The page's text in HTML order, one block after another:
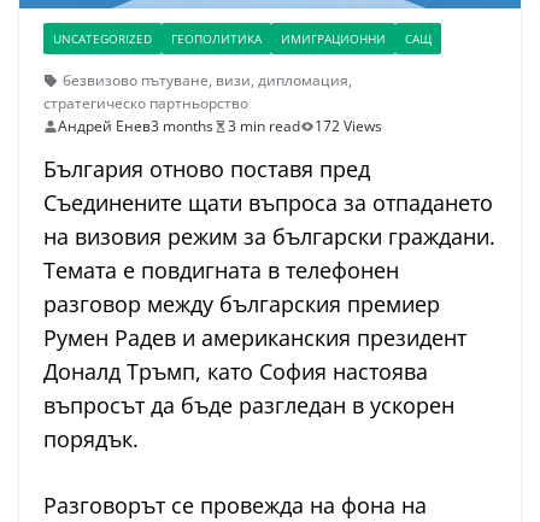
UNCATEGORIZED ГЕОПОЛИТИКА ИМИГРАЦИОННИ САЩ
безвизово пътуване, визи, дипломация,
стратегическо партньорство
Андрей Енев3 months 3 min read 172 Views
България отново поставя пред
Съединените щати въпроса за отпадането
на визовия режим за български граждани.
Темата е повдигната в телефонен
разговор между българския премиер
Румен Радев и американския президент
Доналд Тръмп, като София настоява
въпросът да бъде разгледан в ускорен
порядък.
Разговорът се провежда на фона на